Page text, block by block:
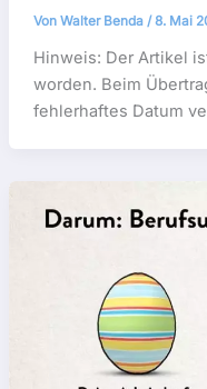
Von Walter Benda /8. Mai
Hinweis: Der Artikel
worden. Beim
fehlerhaftes Datum